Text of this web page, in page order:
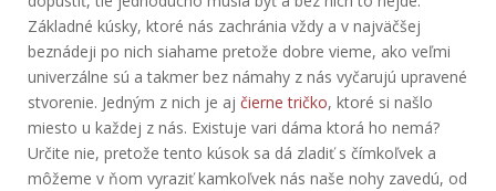
Základné kúsky, ktoré nás zachránia vždy a v najväčšej
beznádeji po nich siahame pretože dobre vieme, ako veľmi
univerzálne sú a takmer bez námahy z nás vyčarujú upravené
stvorenie. Jedným z nich je aj čierne tričko, ktoré si našlo
miesto u každej z nás. Existuje vari dáma ktorá ho nemá?
Určite nie, pretože tento kúsok sa dá zladiť s čímkoľvek a
môžeme v ňom vyraziť kamkoľvek nás naše nohy zavedú, od